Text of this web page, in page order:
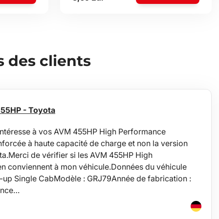
des clients
- Toyota
à vos AVM 455HP High Performance
à haute capacité de charge et non la version
de vérifier si les AVM 455HP High
conviennent à mon véhicule.Données du véhicule
Single CabModèle : GRJ79Année de fabrication :